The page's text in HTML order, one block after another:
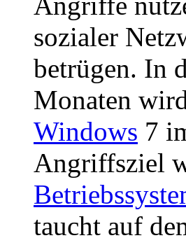
sozialer
betrügen. In
Monaten
Windows 7
Angriffsziel
taucht auf